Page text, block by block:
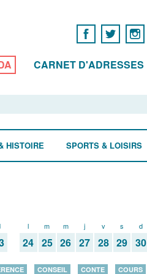
CARNET D'ADRESSES
HISTOIRE SPORTS & LOISIRS
l
24
m
25
m
26
j
27
v
28
s
29
d
30
CONSEIL CONTE COURS